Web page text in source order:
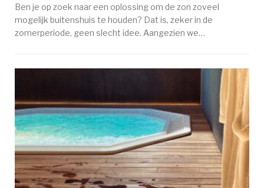
Ben je op zoek naar een oplossing om de zon zoveel
mogelijk buitenshuis te houden? Dat is, zeker in de
zomerperiode, geen slecht idee. Aangezien we…